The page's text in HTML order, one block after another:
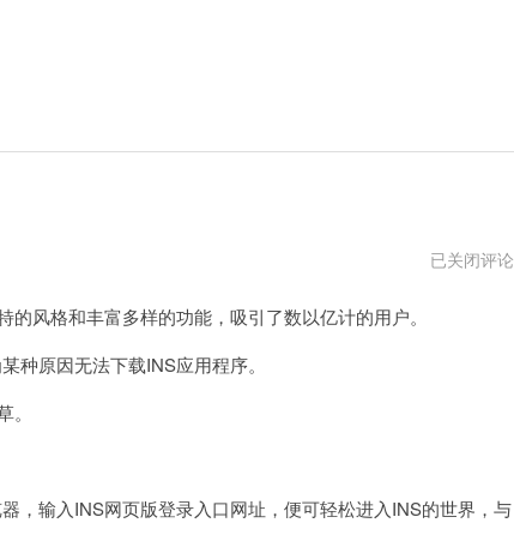
facebook
已关闭评论
风格和丰富多样的功能，吸引了数以亿计的用户。
原因无法下载INS应用程序。
输入INS网页版登录入口网址，便可轻松进入INS的世界，与